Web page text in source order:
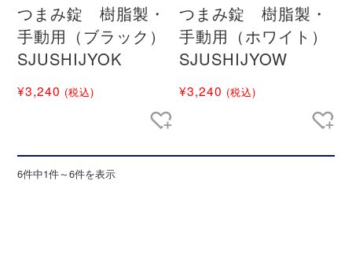
つまみ錠 樹脂製・
手動用（ブラック）
SJUSHIJYOK
¥3,240 (税込)
つまみ錠 樹脂製・
手動用（ホワイト）
SJUSHIJYOW
¥3,240 (税込)
6件中1件～6件を表示